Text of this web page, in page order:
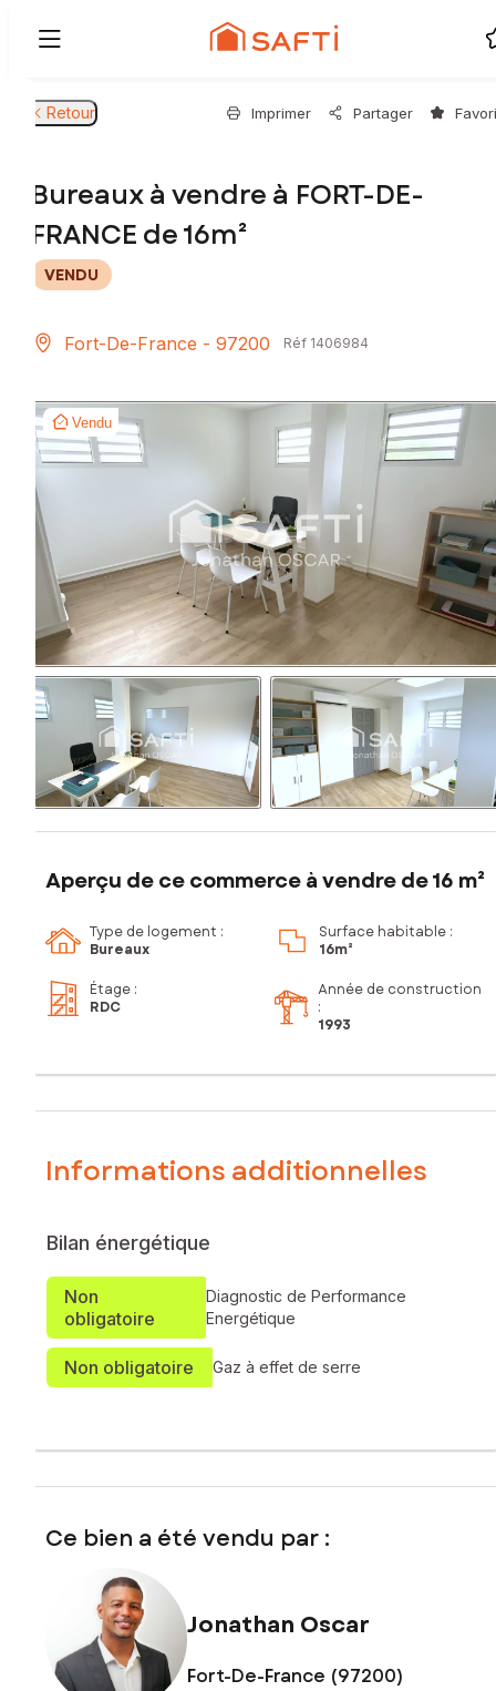
Retour Imprimer Partager
Bureaux à vendre à FORT-DE-
FRANCE de 16m²
VENDU
Fort-De-France - 97200 Réf 1406984
Vendu
Aperçu de ce commerce à vendre de 16 m²
Type de logement :
Bureaux
Surface habitable :
16m²
Étage :
RDC
Année de construction
:
1993
Informations additionnelles
Bilan énergétique
Non
obligatoire
Diagnostic de Performance
Energétique
Non obligatoire Gaz à effet de serre
Ce bien a été vendu par :
Jonathan Oscar
Fort-De-France (97200)